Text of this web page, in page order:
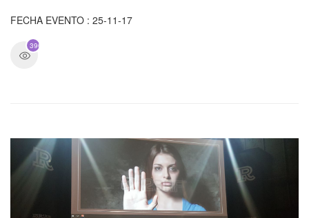
FECHA EVENTO : 25-11-17
3965